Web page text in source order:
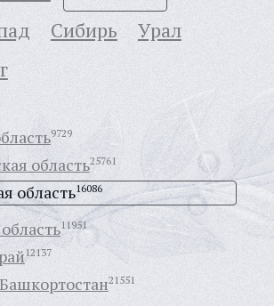
Сибирь
Урал
9729
область25761
область16086
11951
12137
21551